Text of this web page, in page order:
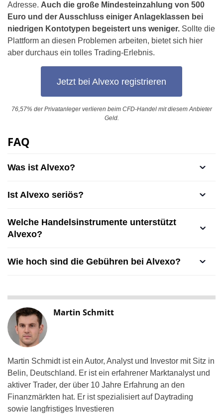
Adresse. Auch die große Mindesteinzahlung von 500
Euro und der Ausschluss einiger Anlageklassen bei
niedrigen Kontotypen begeistert uns weniger. Sollte die
Plattform an diesen Problemen arbeiten, bietet sich hier
aber durchaus ein tolles Trading-Erlebnis.
Jetzt bei Alvexo registrieren
76,57% der Privatanleger verlieren beim CFD-Handel mit diesem Anbieter
Geld.
FAQ
Was ist Alvexo?
Ist Alvexo seriös?
Welche Handelsinstrumente unterstützt
Alvexo?
Wie hoch sind die Gebühren bei Alvexo?
Martin Schmitt
Martin Schmidt ist ein Autor, Analyst und Investor mit Sitz in
Belin, Deutschland. Er ist ein erfahrener Marktanalyst und
aktiver Trader, der über 10 Jahre Erfahrung an den
Finanzmärkten hat. Er ist spezialisiert auf Daytrading
sowie langfristiges Investieren